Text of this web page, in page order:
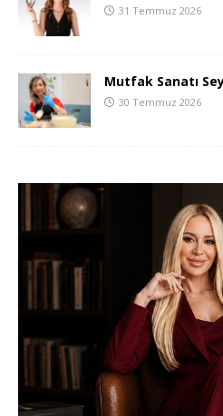
31 Temmuz 2026
Mutfak Sanatı
30 Temmuz 2026